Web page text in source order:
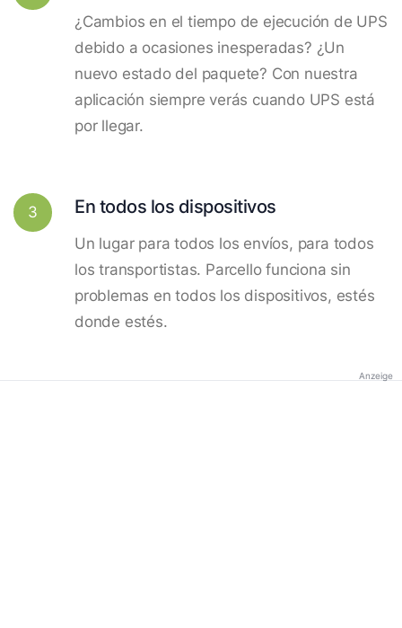
¿Cambios en el tiempo de ejecución de UPS
debido a ocasiones inesperadas? ¿Un
nuevo estado del paquete? Con nuestra
aplicación siempre verás cuando UPS está
por llegar.
3 En todos los dispositivos
Un lugar para todos los envíos, para todos
los transportistas. Parcello funciona sin
problemas en todos los dispositivos, estés
donde estés.
Anzeige